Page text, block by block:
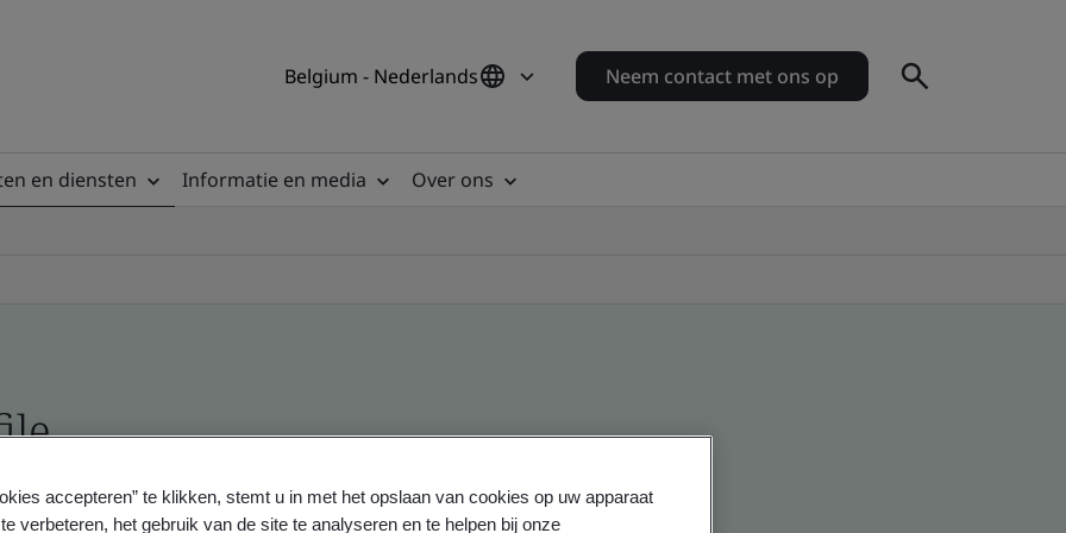
Belgium - Nederlands Neem contact met ons op
en diensten Informatie en media
Over ons
- Validation and Verification
accepteren” te klikken, stemt u in met het opslaan van cookies op uw apparaat
verbeteren, het gebruik van de site te analyseren en te helpen bij onze